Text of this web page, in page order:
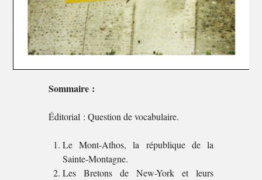
Sommaire :
Éditorial : Question de vocabulaire.
Le Mont-Athos, la république de la
Sainte-Montagne.
Les Bretons de New-York et leurs